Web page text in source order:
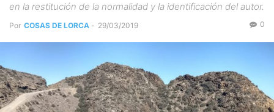
en la restitución de la normalidad y la identificación del autor.
Por COSAS DE LORCA - 29/03/2019 0